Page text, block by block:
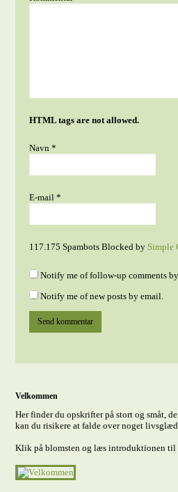
HTML tags are not allowed.
Navn*
E-mail*
117.175 Spambots Blocked by Simple
Notify me of follow-up comments
Notify me of new posts by email.
Velkommen
Her finder du opskrifter på stort og småt,
kan du risikere at falde over noget
Klik på blomsten og læs introduktionen til